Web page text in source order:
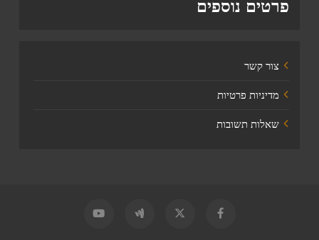
פרטים נוספים
צור קשר
מדיניות פרטיות
שאלות תשובות